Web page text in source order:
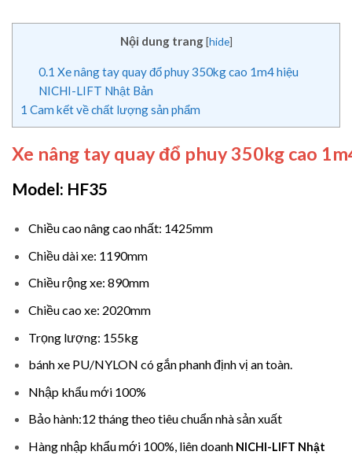
Nội dung trang [hide]
0.1 Xe nâng tay quay đổ phuy 350kg cao 1m4 hiệu
NICHI-LIFT Nhật Bản
1 Cam kết về chất lượng sản phẩm
Xe nâng tay quay đổ phuy 350kg cao
Model: HF35
Chiều cao nâng cao nhất: 1425mm
Chiều dài xe: 1190mm
Chiều rộng xe: 890mm
Chiều cao xe: 2020mm
Trọng lượng: 155kg
bánh xe PU/NYLON có gắn phanh định vị an toàn.
Nhập khẩu mới 100%
Bảo hành:12 tháng theo tiêu chuẩn nhà sản xuất
Hàng nhập khẩu mới 100%, liên doanh NICHI-LIFT Nhật